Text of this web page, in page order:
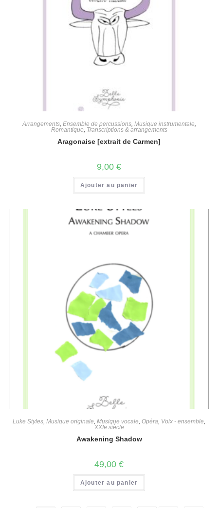
Arrangements, Ensemble de percussions, Musique instrumentale
Romantique Transcriptions & arrangements
Aragonaise [extrait de Carmen]
9,00 €
Ajouter au panier
Luke Styles Musique originale Musique vocale Opéra Voix - ensemble
XXIe siècle
Awakening Shadow
49,00 €
Ajouter au panier